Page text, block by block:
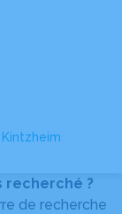
recherché ?
de recherche